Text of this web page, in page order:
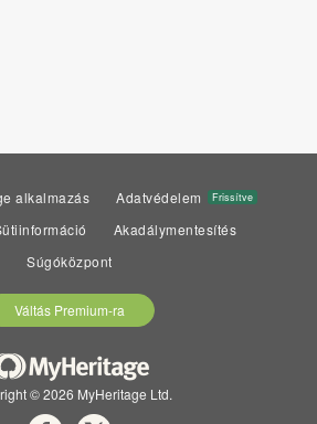
alkalmazás Adatvédelem Frissítve
Akadálymentesítés
Súgóközpont
Váltás Premium-ra
© 2026 MyHeritage Ltd.